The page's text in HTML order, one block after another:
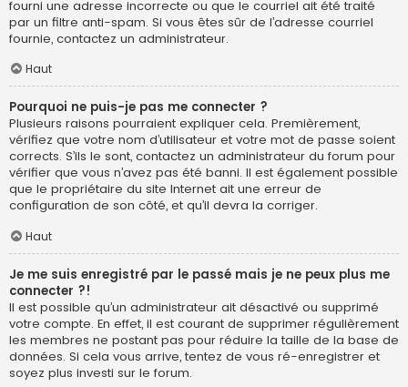
fourni une adresse incorrecte ou que le courriel ait été traité
par un filtre anti-spam. Si vous êtes sûr de l’adresse courriel
fournie, contactez un administrateur.
Haut
Pourquoi ne puis-je pas me connecter ?
Plusieurs raisons pourraient expliquer cela. Premièrement,
vérifiez que votre nom d’utilisateur et votre mot de passe soient
corrects. S’ils le sont, contactez un administrateur du forum pour
vérifier que vous n’avez pas été banni. Il est également possible
que le propriétaire du site Internet ait une erreur de
configuration de son côté, et qu’il devra la corriger.
Haut
Je me suis enregistré par le passé mais je ne peux plus me
connecter ?!
Il est possible qu’un administrateur ait désactivé ou supprimé
votre compte. En effet, il est courant de supprimer régulièrement
les membres ne postant pas pour réduire la taille de la base de
données. Si cela vous arrive, tentez de vous ré-enregistrer et
soyez plus investi sur le forum.